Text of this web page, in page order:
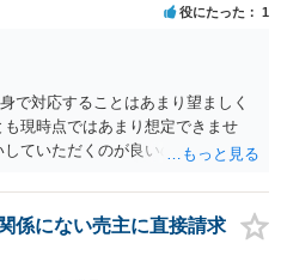
役にたった 1
で対応することはあまり望ましく
現時点ではあまり想定できませ
ていただくのが良いのではないで
係にない売主に直接請求